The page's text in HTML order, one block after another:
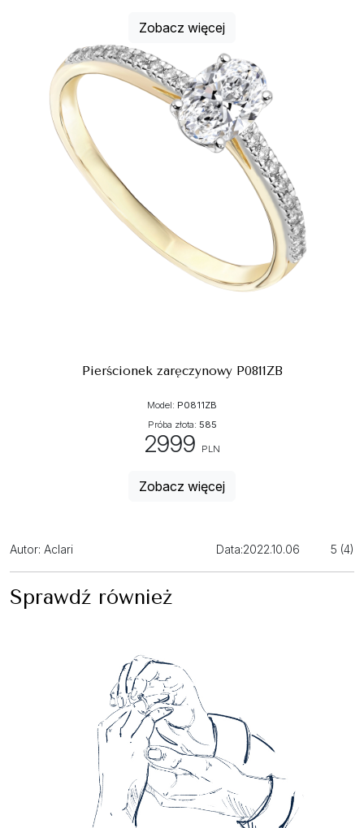
Zobacz więcej
Pierścionek zaręczynowy P0811ZB
Model: P0811ZB
Próba złota: 585
2999 PLN
Zobacz więcej
Autor: Aclari Data:2022.10.06 5 (4)
Sprawdź również